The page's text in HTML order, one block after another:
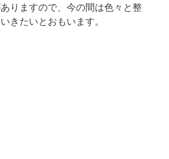
りますので、今の間は色々と整
きたいとおもいます。